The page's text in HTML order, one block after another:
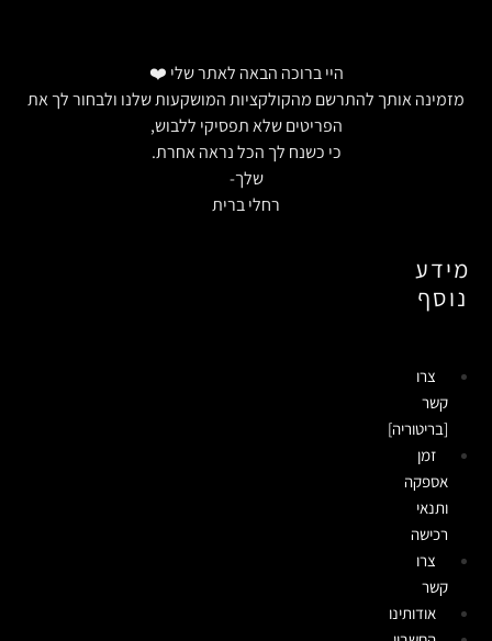
היי ברוכה הבאה לאתר שלי ❤️
מזמינה אותך להתרשם מהקולקציות המושקעות שלנו ולבחור לך את
הפריטים שלא תפסיקי ללבוש,
כי כשנח לך הכל נראה אחרת.
שלך-
רחלי ברית
מידע
נוסף
צרו
קשר
[בריטוריה]
זמן
אספקה
ותנאי
רכישה
צרו
קשר
אודותינו